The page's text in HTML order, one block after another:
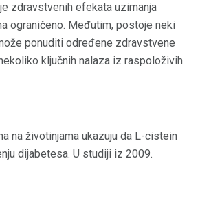
zdravstvenih efekata uzimanja
ograničeno. Međutim, postoje neki
ponuditi određene zdravstvene
ključnih nalaza iz raspoloživih
na životinjama ukazuju da L-cistein
dijabetesa. U studiji iz 2009.